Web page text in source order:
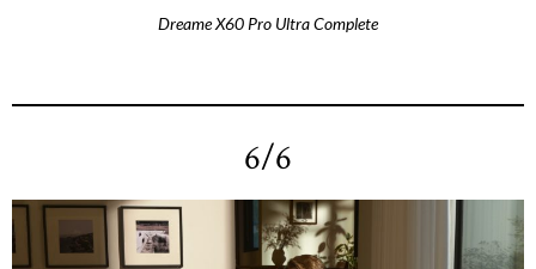
Dreame X60 Pro Ultra Complete
6/6